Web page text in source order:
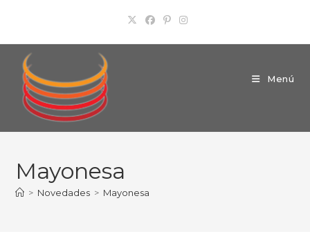
contenido
Menú
Mayonesa
> Novedades > Mayonesa